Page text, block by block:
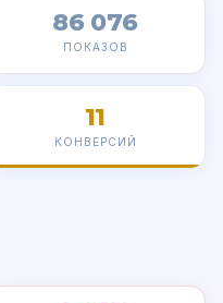
86 076
ПОКАЗОВ
11
КОНВЕРСИЙ